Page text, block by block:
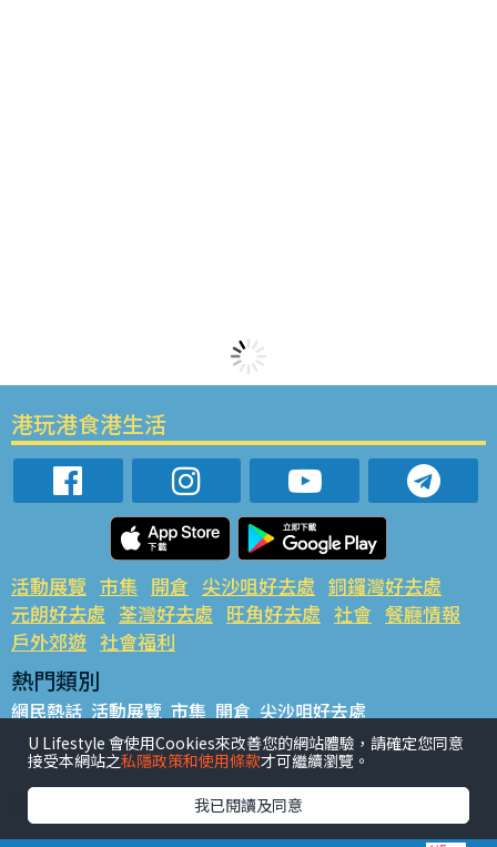
港玩港食港生活
活動展覽 市集 開倉 尖沙咀好去處 銅鑼灣好去處
元朗好去處 荃灣好去處 旺角好去處 社會 餐廳情報
戶外郊遊 社會福利
熱門類別
網民熱話 活動展覽 市集 開倉 尖沙咀好去處
銅鑼灣好去處 元朗好去處 荃灣好去處 旺角好去處 社會
餐廳情報 戶外郊遊
熱門標籤
#UGO搵好去處 #人氣活動推介 #美食社群熱話
U Lifestyle 會使用Cookies來改善您的網站體驗，請確定您同意
接受本網站之私隱政策和使用條款才可繼續瀏覽。
我已閱讀及同意